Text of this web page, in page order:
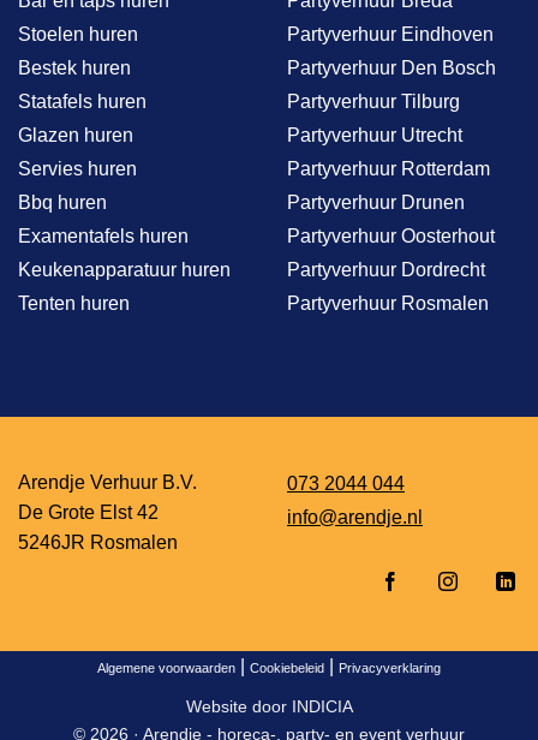
Stoelen huren
Bestek huren
Statafels huren
Glazen huren
Servies huren
Bbq huren
Examentafels huren
Keukenapparatuur huren
Tenten huren
Partyverhuur Eindhoven
Partyverhuur Den Bosch
Partyverhuur Tilburg
Partyverhuur Utrecht
Partyverhuur Rotterdam
Partyverhuur Drunen
Partyverhuur Oosterhout
Partyverhuur Dordrecht
Partyverhuur Rosmalen
Arendje Verhuur B.V.
De Grote Elst 42
5246JR Rosmalen
073 2044 044
info@arendje.nl
Algemene voorwaarden Cookiebeleid Privacyverklaring
Website door INDICIA
© 2026 · Arendje - horeca-, party- en event verhuur